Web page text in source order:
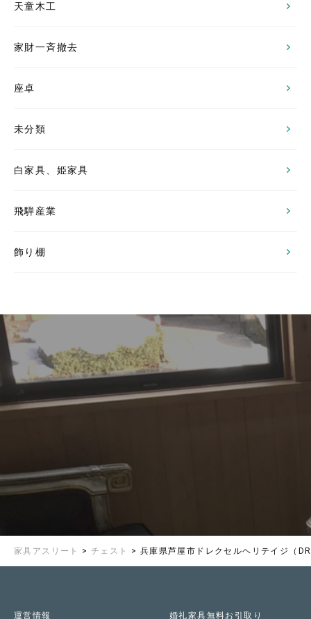
天童木工
家財一斉撤去
座卓
未分類
白家具、姫家具
飛騨産業
飾り棚
家具アスリート >チェスト > 兵庫県芦屋市ドレクセルヘリテイジ（
運営情報 婚礼家具無料お引取り